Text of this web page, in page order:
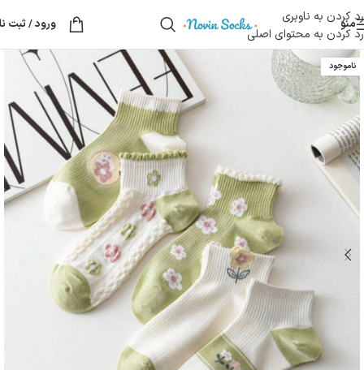
رد کردن به ناوبری
رد کردن به محتوای اصلی
منو ورود / ثبت
ناموجود